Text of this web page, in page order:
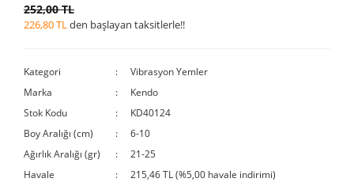
252,00 TL
226,80 TLden başlayan taksitlerle!!
Kategori
Vibrasyon Yemler
Marka
Kendo
Stok Kodu
KD40124
Boy Aralığı (cm)
6-10
Ağırlık Aralığı (gr)
21-25
Havale
215,46 TL (%5,00 havale indirimi)